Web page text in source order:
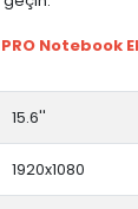
PRO Notebook
15.6''
1920x1080